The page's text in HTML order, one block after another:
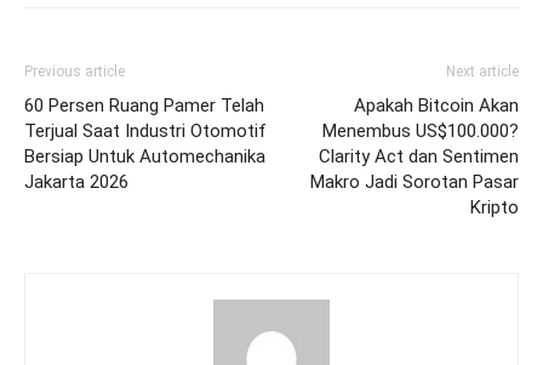
Previous article
60 Persen Ruang Pamer Telah
Terjual Saat Industri Otomotif
Bersiap Untuk Automechanika
Jakarta 2026
Next article
Apakah Bitcoin Akan
Menembus US$100.000?
Clarity Act dan Sentimen
Makro Jadi Sorotan Pasar
Kripto